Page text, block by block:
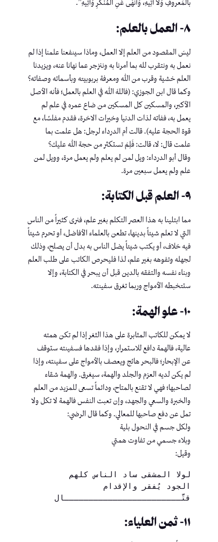
بالمَعروفِ وَلَا آتِيهِ، وَأَنْهَى عَنِ المُنْكَرِ وَآتِيهِ”.
٨- العمل بالعلم:
ليسَ المقصود من العلم إلا العمل، وماذا سينفعنا علمنا إذا لم
نعمل به ونتقرب لله بما أمرنا به وننزجر عما نهانا عنه، ويزيدنا
العلم خشية وقرب من الله ومعرفة بربوبيته وبأسمائه وصفاته؟
وكما قال ابن الجوزي: (فاللهَ اللهَ في العلم بالعمل؛ فأنه الأصل
الأكبر، والمسكين كل المسكين من ضاع عمره في علم لم
يعمل به، ففاته لذات الدنيا وخيرات الاخرة، فقدم مفلسًا، مع
قوة الحجة عليه). قالت أم الدرداء لرجل: هل علمت بما
علمت قال: لا، قالت: فَلِمَ تستكثر من حجة الله عليك؟
وقال أبو الدرداء: ويل لمن لم يعلم ولم يعمل مرة، وويل لمن
علم ولم يعمل سبعين مرة.
٩- العلم قبل الكتابة:
مما ابتلينا به هذا العصر التكلم بغير علم، فنرى كثيراً من الناس
التي لا تعلم شيئاً بدينها، تطعن بالعلماء الأفاضل، أو تحرم شيئاً
فيه خلاف، أو يكتب شيئاً يضل الناس به بدل أن يصلح، وذلك
لجهله وتفوهه بغير علم، لذا فليحرص الكاتب على طلب العلم
وبناء نفسه والتفقه بالدين قبل أن يبحر في الكتابة، وإلا
ستتخبطه الأمواج وربما تغرق سفينته.
١٠- علو الهمة:
لا يمكن للكاتب المثابرة على هذا الثغر إذا لم تكن همته
عالية، فالهمة دافع للاستمرار، وإذا فقدها فسفينته ستوقف
عن الإبحار؛ فالبحر هائج ويعصف بالأمواج على سفينته، وإذا
لم يكن لديه العزم والجلد والهمة، سيغرق. والهمة شقاء
لصاحبها؛ فهي لا تقنع بالمتاح، ودائماً تسعى للمزيد من العلم
والخبرة والسعي والجهد، وإن تعبت النفس فالهمة لا تكل ولا
تمل عن دفع صاحبها للمعالي. وكما قال الرضي:
ولكل جسم في النحول بلية
وبلاء جسمي من تفاوت همتي
وقيل:
لولا المشقى ساد الناس كلهم
قتَّــــــــــــــــــــــــال
١١- ثمن العلياء: